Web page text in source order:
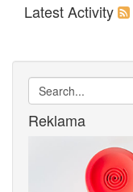
Latest Activity
Reklama